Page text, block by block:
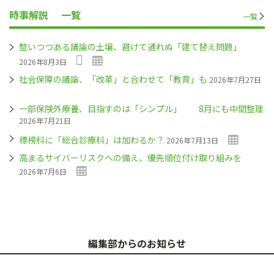
時事解説 一覧 一覧
整いつつある議論の土壌、避けて通れぬ「建て替え問題」
2026年8月3日
社会保障の議論、「改革」と合わせて「教育」も 2026年7月27日
一部保険外療養、目指すのは「シンプル」 8月にも中間整理
2026年7月21日
標榜科に「総合診療科」は加わるか？ 2026年7月13日
高まるサイバーリスクへの備え、優先順位付け取り組みを
2026年7月6日
編集部からのお知らせ